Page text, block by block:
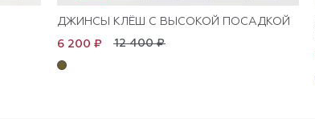
ДЖИНСЫ КЛЁШ С ВЫСОКОЙ ПОСАДКОЙ
12 400 ₽
6 200 ₽